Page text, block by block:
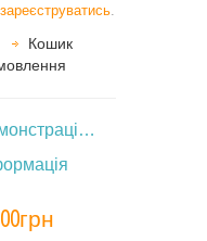
зареєструватись.
Кошик
Демонстраційні манекени